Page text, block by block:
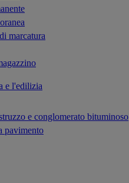
marcatura
e l'edilizia
e conglomerato bituminoso
pavimento